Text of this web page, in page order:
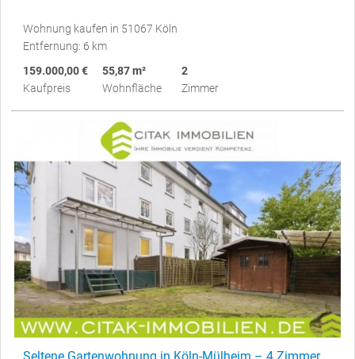
Wohnung kaufen in 51067 Köln
Entfernung: 6 km
159.000,00 €
Kaufpreis
55,87 m²
Wohnfläche
2
Zimmer